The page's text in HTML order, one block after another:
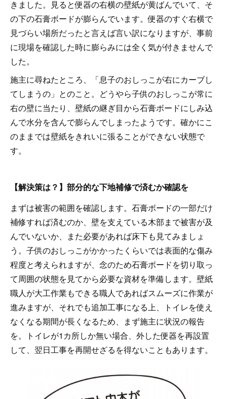
きました。見ると便器の右横の壁紙が黄ばんでいて、そ
の下の石膏ボードが膨らんでいます。便器のすぐ右横で
見づらい場所だったと言えば言い訳になりますが、事前
に現場を確認した時に膨らみには全く気が付きませんで
した。
施主に尋ねたところ、「息子のおしっこが右にカーブし
てしまうの」とのこと。どうやら子供のおしっこが常に
右の壁に当たり、壁紙の継ぎ目から石膏ボードにしみ込
んで水分を含んで膨らんでしまったようです。確かにこ
のままでは壁紙をきれいに張ることができない状態で
す。
【解決策は？】部分的な下地補修で済むか確認を
まずは被害の範囲を確認します。石膏ボードの一部だけ
補修すれば済むのか、壁を支えている木部まで被害が及
んでいないか、また必要があれば床下も見てみましょ
う。子供のおしっこがかかったくらいでは表面的な傷み
程度と考えられますが、念のため石膏ボードを切り取っ
て周囲の状態を見てから必要な資材を準備します。壁紙
職人が大工作業もできる職人であればスムーズに作業が
進みますが、それでも追加工事になる上、トイレを使え
なくなる期間が長くなるため、まず施主に状況の報告
を。トイレが1カ所しか無い場合、外した便器を再設置
して、翌日工事を再開せざるを得ないこともあります。